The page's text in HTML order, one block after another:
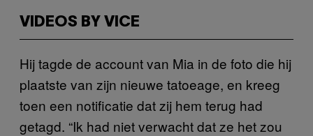
VIDEOS BY VICE
Hij tagde de account van Mia in de foto die hij
plaatste van zijn nieuwe tatoeage, en kreeg
toen een notificatie dat zij hem terug had
getagd. “Ik had niet verwacht dat ze het zou